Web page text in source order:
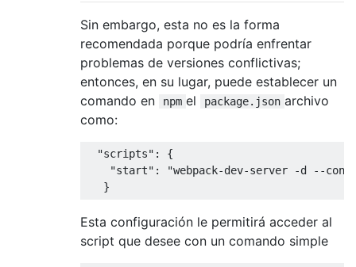
Sin embargo, esta no es la forma
recomendada porque podría enfrentar
problemas de versiones conflictivas;
entonces, en su lugar, puede establecer un
comando en
npm el package.json archivo
como:
"scripts" :
{
"start" :
"webpack-dev-server -d --
}
Esta configuración le permitirá acceder al
script que desee con un comando simple